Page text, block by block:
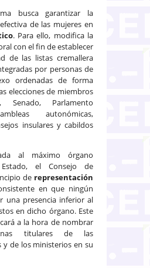
busca garantizar la
de las mujeres en
. Para ello, modifica la
con el fin de establecer
de las listas cremallera
por personas de
ordenadas de forma
elecciones de miembros
Senado, Parlamento
autonómicas,
insulares y cabildos
al máximo órgano
el Consejo de
de representación
en que ningún
una presencia inferior al
en dicho órgano. Este
a la hora de nombrar
titulares de las
y de los ministerios en su